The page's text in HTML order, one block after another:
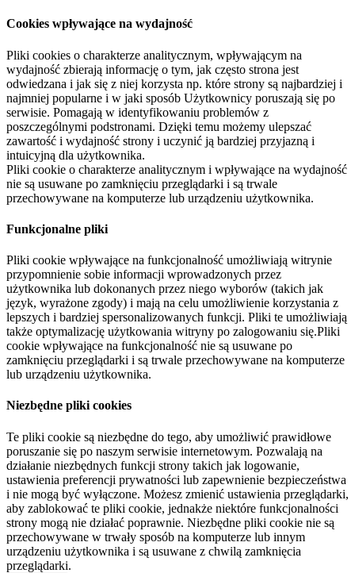
Cookies wpływające na wydajność
Pliki cookies o charakterze analitycznym, wpływającym na
wydajność zbierają informację o tym, jak często strona jest
odwiedzana i jak się z niej korzysta np. które strony są najbardziej i
najmniej popularne i w jaki sposób Użytkownicy poruszają się po
serwisie. Pomagają w identyfikowaniu problemów z
poszczególnymi podstronami. Dzięki temu możemy ulepszać
zawartość i wydajność strony i uczynić ją bardziej przyjazną i
intuicyjną dla użytkownika.
Pliki cookie o charakterze analitycznym i wpływające na wydajność
nie są usuwane po zamknięciu przeglądarki i są trwale
przechowywane na komputerze lub urządzeniu użytkownika.
Funkcjonalne pliki
Pliki cookie wpływające na funkcjonalność umożliwiają witrynie
przypomnienie sobie informacji wprowadzonych przez
użytkownika lub dokonanych przez niego wyborów (takich jak
język, wyrażone zgody) i mają na celu umożliwienie korzystania z
lepszych i bardziej spersonalizowanych funkcji. Pliki te umożliwiają
także optymalizację użytkowania witryny po zalogowaniu się.Pliki
cookie wpływające na funkcjonalność nie są usuwane po
zamknięciu przeglądarki i są trwale przechowywane na komputerze
lub urządzeniu użytkownika.
Niezbędne pliki cookies
Te pliki cookie są niezbędne do tego, aby umożliwić prawidłowe
poruszanie się po naszym serwisie internetowym. Pozwalają na
działanie niezbędnych funkcji strony takich jak logowanie,
ustawienia preferencji prywatności lub zapewnienie bezpieczeństwa
i nie mogą być wyłączone. Możesz zmienić ustawienia przeglądarki,
aby zablokować te pliki cookie, jednakże niektóre funkcjonalności
strony mogą nie działać poprawnie. Niezbędne pliki cookie nie są
przechowywane w trwały sposób na komputerze lub innym
urządzeniu użytkownika i są usuwane z chwilą zamknięcia
przeglądarki.